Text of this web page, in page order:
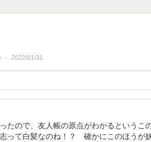
2022/01/31
たので、友人帳の原点がわかるというこ
って白髪なのね！？ 確かにこのほうが